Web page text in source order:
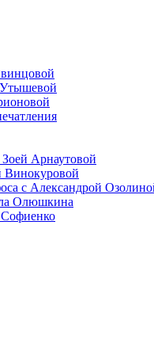
Арнаутовой
Винокуровой
с Александрой
Олюшкина